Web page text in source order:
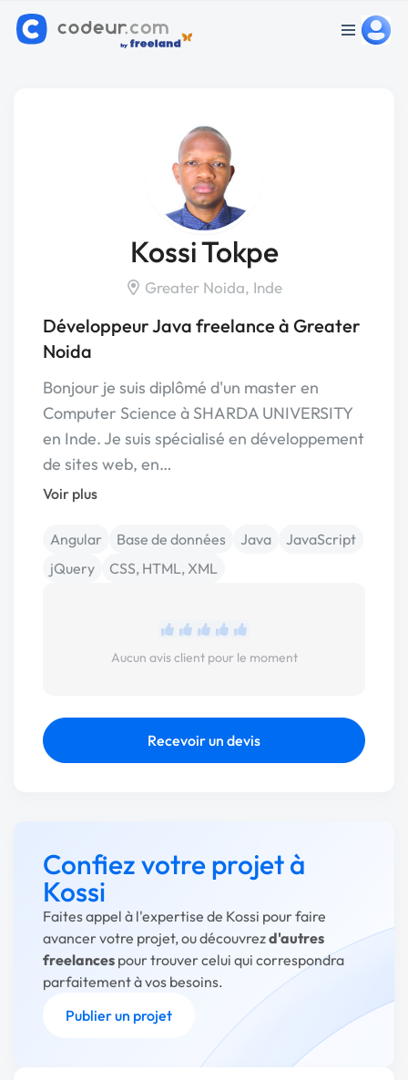
Kossi Tokpe
Greater Noida, Inde
Développeur Java freelance à Greater
Noida
Bonjour je suis diplômé d'un master en
Computer Science à SHARDA UNIVERSITY
en Inde. Je suis spécialisé en développement
de sites web, en…
Voir plus
Angular Base de données Java
JavaScript
jQuery
CSS, HTML, XML
Aucun avis client pour le moment
Recevoir un devis
Confiez votre projet à
Kossi
Faites appel à l'expertise de Kossi pour faire
avancer votre projet, ou découvrezd'autres
freelances pour trouver celui qui correspondra
parfaitement à vos besoins.
Publier un projet